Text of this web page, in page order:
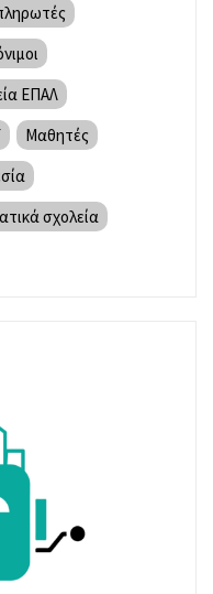
ΕΠΑΛ
Μαθητές
σχολεία